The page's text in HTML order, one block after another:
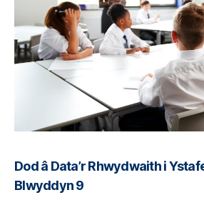
Dod â Data’r Rhwydwaith i
Blwyddyn 9